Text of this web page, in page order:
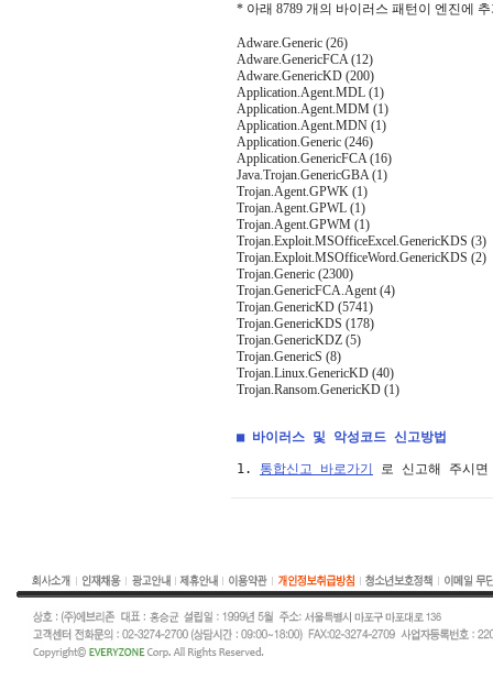
* 아래 8789 개의 바이러스 패턴이 엔진에
Adware.Generic (26)
Adware.GenericFCA (12)
Adware.GenericKD (200)
Application.Agent.MDL (1)
Application.Agent.MDM (1)
Application.Agent.MDN (1)
Application.Generic (246)
Application.GenericFCA (16)
Java.Trojan.GenericGBA (1)
Trojan.Agent.GPWK (1)
Trojan.Agent.GPWL (1)
Trojan.Agent.GPWM (1)
Trojan.Exploit.MSOfficeExcel.GenericKDS (3)
Trojan.Exploit.MSOfficeWord.GenericKDS (2)
Trojan.Generic (2300)
Trojan.GenericFCA.Agent (4)
Trojan.GenericKD (5741)
Trojan.GenericKDS (178)
Trojan.GenericKDZ (5)
Trojan.GenericS (8)
Trojan.Linux.GenericKD (40)
Trojan.Ransom.GenericKD (1)
■ 바이러스 및 악성코드 신고방법
1. 통합신고 바로가기 로 신고해 주시